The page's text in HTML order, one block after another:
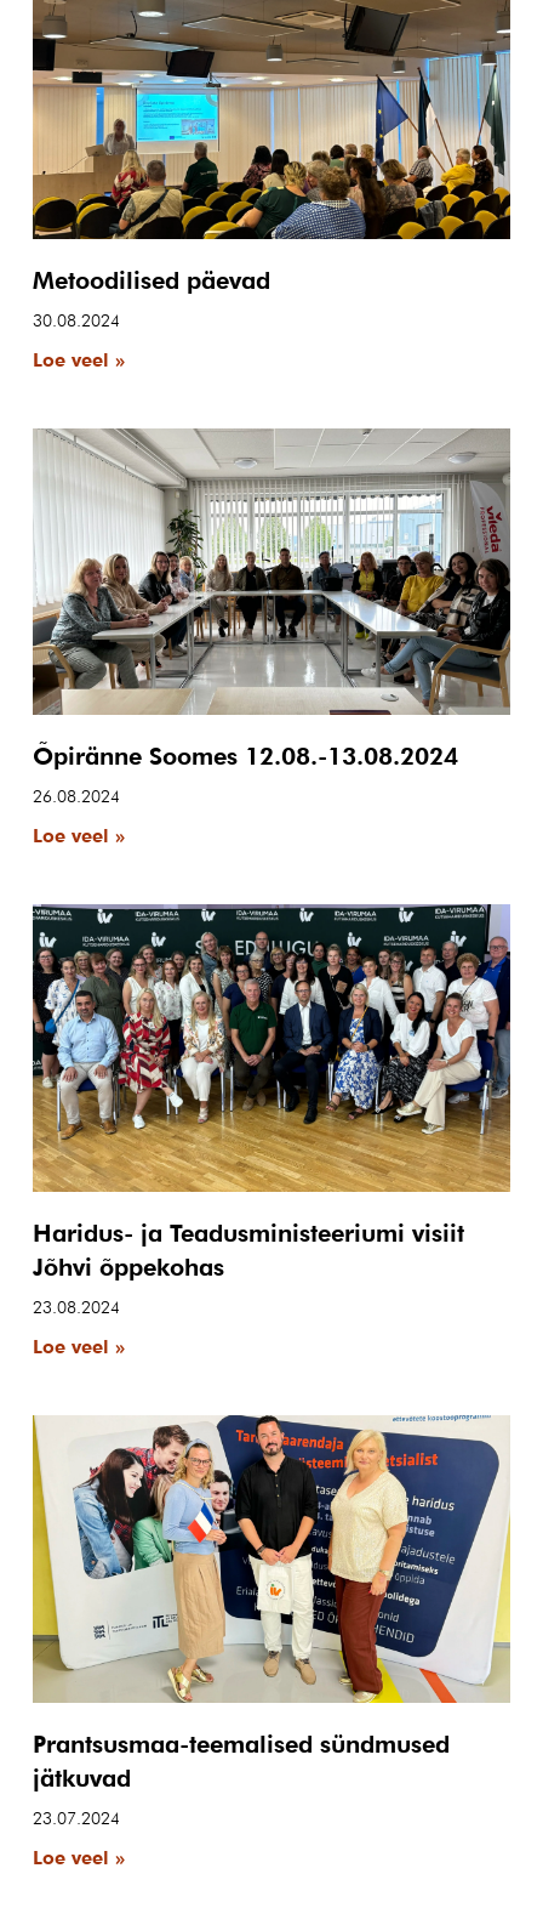
Metoodilised päevad
30.08.2024
Loe veel »
Õpiränne Soomes 12.08.-13.08.2024
26.08.2024
Loe veel »
Haridus- ja Teadusministeeriumi visiit
Jõhvi õppekohas
23.08.2024
Loe veel »
Prantsusmaa-teemalised sündmused
jätkuvad
23.07.2024
Loe veel »